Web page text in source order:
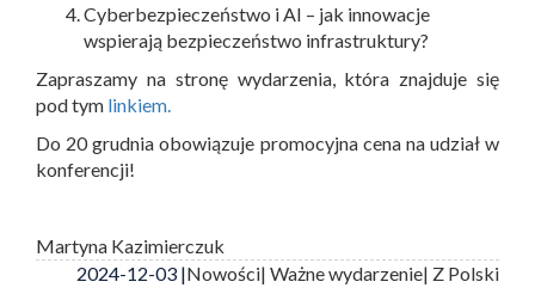
Cyberbezpieczeństwo i AI – jak innowacje
wspierają bezpieczeństwo infrastruktury?
Zapraszamy na stronę wydarzenia, która znajduje się
pod tym linkiem.
Do 20 grudnia obowiązuje promocyjna cena na udział w
konferencji!
Martyna Kazimierczuk
2024-12-03 |Nowości| Ważne wydarzenie| Z Polski